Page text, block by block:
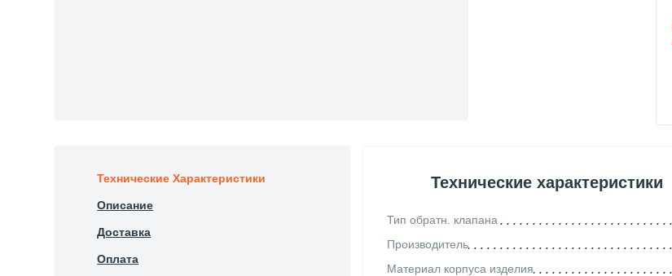
Технические Характеристики Технические характеристики
Тип обратн. клапана
Производитель
Материал корпуса изделия
Описание
Доставка
Оплата